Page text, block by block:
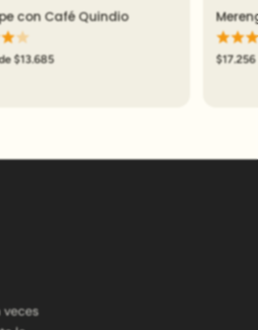
Vista rápida
con Café Quindio
$13.685 $17.256
veces